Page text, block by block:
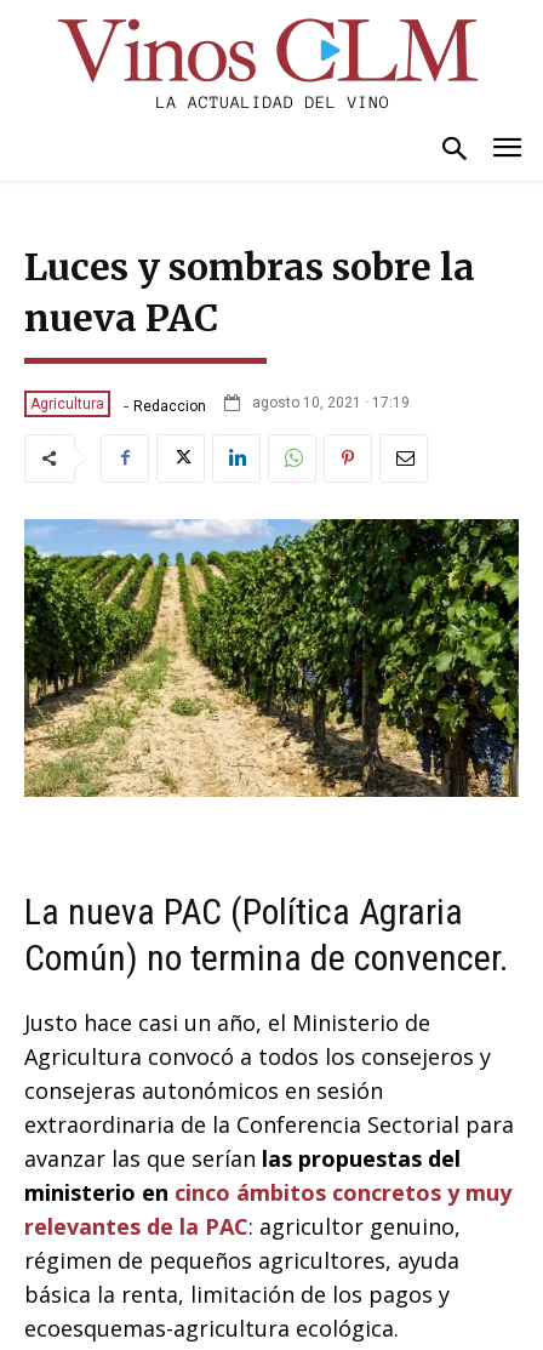
Luces y sombras sobre la
nueva PAC
Agricultura - Redaccion agosto 10, 2021 · 17:19
La nueva PAC (Política Agraria
Común) no termina de convencer.
Justo hace casi un año, el Ministerio de
Agricultura convocó a todos los consejeros y
consejeras autonómicos en sesión
extraordinaria de la Conferencia Sectorial para
avanzar las que serían las propuestas del
ministerio en cinco ámbitos concretos y muy
relevantes de la PAC: agricultor genuino,
régimen de pequeños agricultores, ayuda
básica la renta, limitación de los pagos y
ecoesquemas-agricultura ecológica.